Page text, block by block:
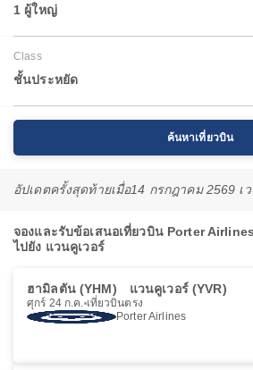
1 ผู้ใหญ่
Class
ชั้นประหยัด
ค้นหาเที่ยวบิน
อัปเดตครั้งสุดท้ายเมื่อ14 กรกฎาคม 2569 เ
จองและรับข้อเสนอเที่ยวบิน Porter
ไปยัง แวนคูเวอร์
ฮามิลตัน (YHM) แวนคูเวอร์ (YVR)
ศุกร์ 24 ก.ค. เที่ยวบินตรง
Porter Airlines